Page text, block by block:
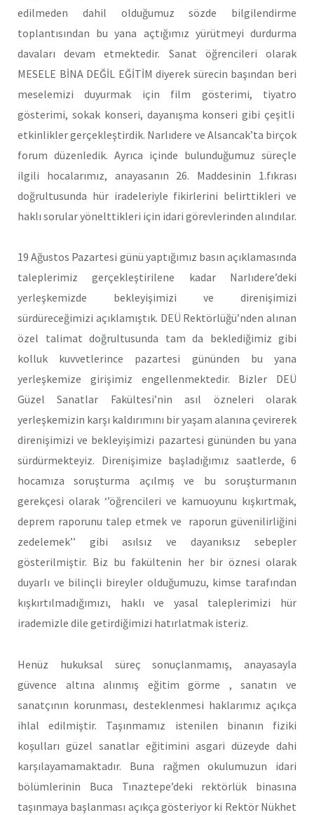
edilmeden dahil olduğumuz sözde bilgilendirme
toplantısından bu yana açtığımız yürütmeyi durdurma
davaları devam etmektedir. Sanat öğrencileri olarak
MESELE BİNA DEĞİL EĞİTİM diyerek sürecin başından beri
meselemizi duyurmak için film gösterimi, tiyatro
gösterimi, sokak konseri, dayanışma konseri gibi çeşitli
etkinlikler gerçekleştirdik. Narlıdere ve Alsancak’ta birçok
forum düzenledik. Ayrıca içinde bulunduğumuz süreçle
ilgili hocalarımız, anayasanın 26. Maddesinin 1.fıkrası
doğrultusunda hür iradeleriyle fikirlerini belirttikleri ve
haklı sorular yönelttikleri için idari görevlerinden alındılar.
19 Ağustos Pazartesi günü yaptığımız basın açıklamasında
taleplerimiz gerçekleştirilene kadar Narlıdere’deki
yerleşkemizde bekleyişimizi ve direnişimizi
sürdüreceğimizi açıklamıştık. DEÜ Rektörlüğü’nden alınan
özel talimat doğrultusunda tam da beklediğimiz gibi
kolluk kuvvetlerince pazartesi gününden bu yana
yerleşkemize girişimiz engellenmektedir. Bizler DEÜ
Güzel Sanatlar Fakültesi’nin asıl özneleri olarak
yerleşkemizin karşı kaldırımını bir yaşam alanına çevirerek
direnişimizi ve bekleyişimizi pazartesi gününden bu yana
sürdürmekteyiz. Direnişimize başladığımız saatlerde, 6
hocamıza soruşturma açılmış ve bu soruşturmanın
gerekçesi olarak ‘’öğrencileri ve kamuoyunu kışkırtmak,
deprem raporunu talep etmek ve raporun güvenilirliğini
zedelemek’’ gibi asılsız ve dayanıksız sebepler
gösterilmiştir. Biz bu fakültenin her bir öznesi olarak
duyarlı ve bilinçli bireyler olduğumuzu, kimse tarafından
kışkırtılmadığımızı, haklı ve yasal taleplerimizi hür
irademizle dile getirdiğimizi hatırlatmak isteriz.
Henüz hukuksal süreç sonuçlanmamış, anayasayla
güvence altına alınmış eğitim görme , sanatın ve
sanatçının korunması, desteklenmesi haklarımız açıkça
ihlal edilmiştir. Taşınmamız istenilen binanın fiziki
koşulları güzel sanatlar eğitimini asgari düzeyde dahi
karşılayamamaktadır. Buna rağmen okulumuzun idari
bölümlerinin Buca Tınaztepe’deki rektörlük binasına
taşınmaya başlanması açıkça gösteriyor ki Rektör Nükhet